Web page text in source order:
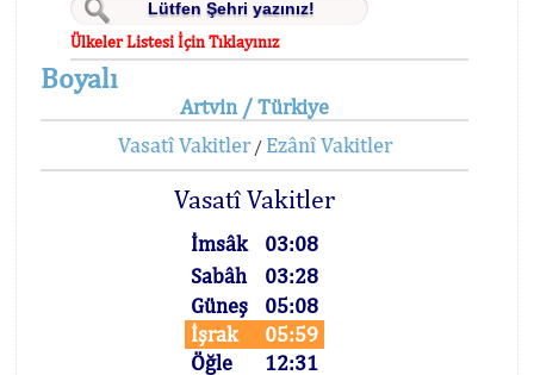
Ülkeler Listesi İçin Tıklayınız
Boyalı
Artvin / Türkiye
Vasatî Vakitler/ Ezânî Vakitler
Vasatî Vakitler
İmsâk
03:08
Sabâh
03:28
Güneş
05:08
İşrak
05:59
Öğle
12:31